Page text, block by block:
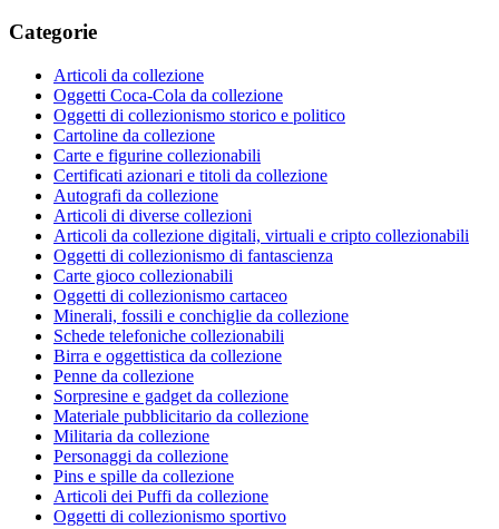
Categorie
Articoli da collezione
Oggetti Coca-Cola da collezione
Oggetti di collezionismo storico e politico
Cartoline da collezione
Carte e figurine collezionabili
Certificati azionari e titoli da collezione
Autografi da collezione
Articoli di diverse collezioni
Articoli da collezione digitali, virtuali e cripto collezionabili
Oggetti di collezionismo di fantascienza
Carte gioco collezionabili
Oggetti di collezionismo cartaceo
Minerali, fossili e conchiglie da collezione
Schede telefoniche collezionabili
Birra e oggettistica da collezione
Penne da collezione
Sorpresine e gadget da collezione
Materiale pubblicitario da collezione
Militaria da collezione
Personaggi da collezione
Pins e spille da collezione
Articoli dei Puffi da collezione
Oggetti di collezionismo sportivo